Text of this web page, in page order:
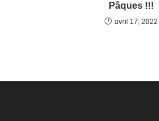
Pâques !!!
avril 17, 2022